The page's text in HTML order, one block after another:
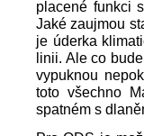
placené funkci
Jaké zaujmou
je úderka
linii. Ale co
vypuknou
toto všechno
spatném s